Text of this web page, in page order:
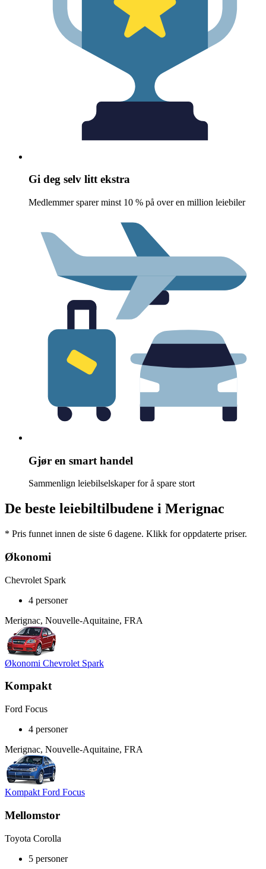
Gi deg selv litt ekstra
Medlemmer sparer minst 10 % på over en million leiebiler
Gjør en smart handel
Sammenlign leiebilselskaper for å spare stort
De beste leiebiltilbudene i Merignac
* Pris funnet innen de siste 6 dagene. Klikk for oppdaterte priser.
Økonomi
Chevrolet Spark
4 personer
Merignac, Nouvelle-Aquitaine, FRA
Økonomi Chevrolet Spark
Kompakt
Ford Focus
4 personer
Merignac, Nouvelle-Aquitaine, FRA
Kompakt Ford Focus
Mellomstor
Toyota Corolla
5 personer